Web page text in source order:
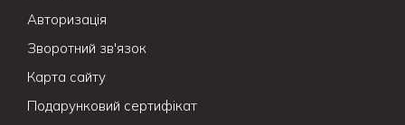
Авторизація
Зворотний зв'язок
Карта сайту
Подарунковий сертифікат